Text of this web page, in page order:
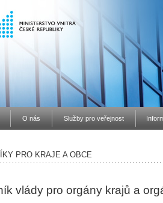
O nás Služby pro veřejnost
PRO KRAJE A OBCE
vlády pro orgány krajů a